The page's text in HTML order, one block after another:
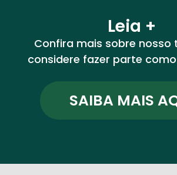
Leia +
Confira mais sobre nosso
considere fazer parte
SAIBA MAIS